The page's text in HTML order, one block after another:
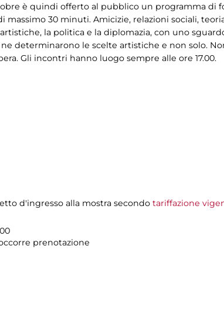
è quindi offerto al pubblico un programma di
massimo 30 minuti. Amicizie, relazioni sociali,
la politica e la diplomazia, con uno
ne determinarono le scelte artistiche e non solo.
Gli incontri hanno luogo sempre alle ore 17.00.
d'ingresso alla mostra secondo tariffazione
prenotazione